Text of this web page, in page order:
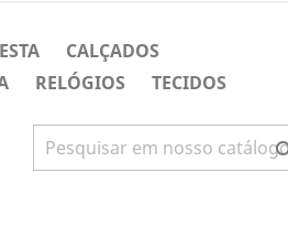
CALÇADOS
RELÓGIOS TECIDOS